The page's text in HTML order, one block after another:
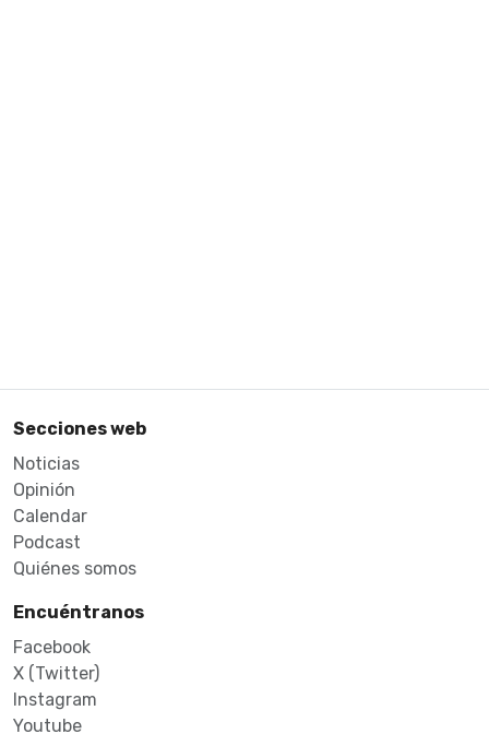
Secciones web
Noticias
Opinión
Calendar
Podcast
Quiénes somos
Encuéntranos
Facebook
X (Twitter)
Instagram
Youtube